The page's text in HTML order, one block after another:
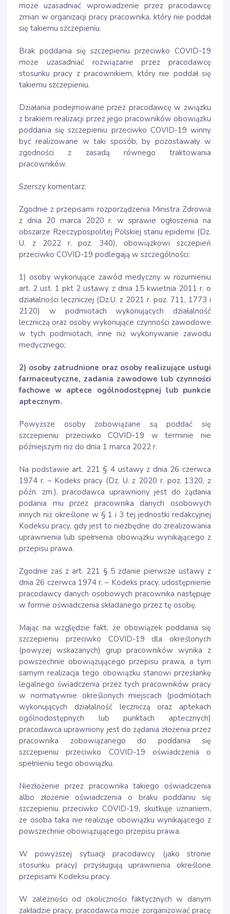
może uzasadniać wprowadzenie przez pracodawcę
zmian w organizacji pracy pracownika, który nie poddał
się takiemu szczepieniu.
Brak poddania się szczepieniu przeciwko COVID-19
może uzasadniać rozwiązanie przez pracodawcę
stosunku pracy z pracownikiem, który nie poddał się
takiemu szczepieniu.
Działania podejmowane przez pracodawcę w związku
z brakiem realizacji przez jego pracowników obowiązku
poddania się szczepieniu przeciwko COVID-19 winny
być realizowane w taki sposób, by pozostawały w
zgodności z zasadą równego traktowania
pracowników.
Szerszy komentarz:
Zgodnie z przepisami rozporządzenia Ministra Zdrowia
z dnia 20 marca 2020 r. w sprawie ogłoszenia na
obszarze Rzeczypospolitej Polskiej stanu epidemii (Dz.
U. z 2022 r. poz. 340), obowiązkowi szczepień
przeciwko COVID-19 podlegają w szczególności:
1) osoby wykonujące zawód medyczny w rozumieniu
art. 2 ust. 1 pkt 2 ustawy z dnia 15 kwietnia 2011 r. o
działalności leczniczej (Dz.U. z 2021 r. poz. 711, 1773 i
2120) w podmiotach wykonujących działalność
leczniczą oraz osoby wykonujące czynności zawodowe
w tych podmiotach, inne niż wykonywanie zawodu
medycznego;
2) osoby zatrudnione oraz osoby realizujące usługi
farmaceutyczne, zadania zawodowe lub czynności
fachowe w aptece ogólnodostępnej lub punkcie
aptecznym.
Powyższe osoby zobowiązane są poddać się
szczepieniu przeciwko COVID-19 w terminie nie
późniejszym niż do dnia 1 marca 2022 r.
Na podstawie art. 221 § 4 ustawy z dnia 26 czerwca
1974 r. – Kodeks pracy (Dz. U. z 2020 r. poz. 1320, z
późn. zm.), pracodawca uprawniony jest do żądania
podania mu przez pracownika danych osobowych
innych niż określone w § 1 i 3 tej jednostki redakcyjnej
Kodeksu pracy, gdy jest to niezbędne do zrealizowania
uprawnienia lub spełnienia obowiązku wynikającego z
przepisu prawa.
Zgodnie zaś z art. 221 § 5 zdanie pierwsze ustawy z
dnia 26 czerwca 1974 r. – Kodeks pracy, udostępnienie
pracodawcy danych osobowych pracownika następuje
w formie oświadczenia składanego przez tę osobę.
Mając na względzie fakt, że obowiązek poddania się
szczepieniu przeciwko COVID-19 dla określonych
(powyżej wskazanych) grup pracowników wynika z
powszechnie obowiązującego przepisu prawa, a tym
samym realizacja tego obowiązku stanowi przesłankę
legalnego świadczenia przez tych pracowników pracy
w normatywnie określonych miejscach (podmiotach
wykonujących działalność leczniczą oraz aptekach
ogólnodostępnych lub punktach aptecznych)
pracodawca uprawniony jest do żądania złożenia przez
pracownika zobowiązanego do poddania się
szczepieniu przeciwko COVID-19 oświadczenia o
spełnieniu tego obowiązku.
Niezłożenie przez pracownika takiego oświadczenia
albo złożenie oświadczenia o braku poddaniu się
szczepieniu przeciwko COVID-19, skutkuje uznaniem,
że osoba taka nie realizuje obowiązku wynikającego z
powszechnie obowiązującego przepisu prawa.
W powyższej sytuacji pracodawcy (jako stronie
stosunku pracy) przysługują uprawnienia określone
przepisami Kodeksu pracy.
W zależności od okoliczności faktycznych w danym
zakładzie pracy, pracodawca może zorganizować pracę